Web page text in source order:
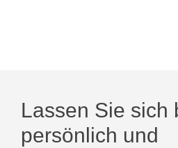
Lassen Sie sich
persönlich und